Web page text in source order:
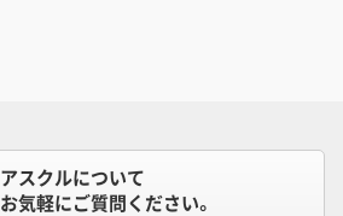
アスクルについて
お気軽にご質問ください。